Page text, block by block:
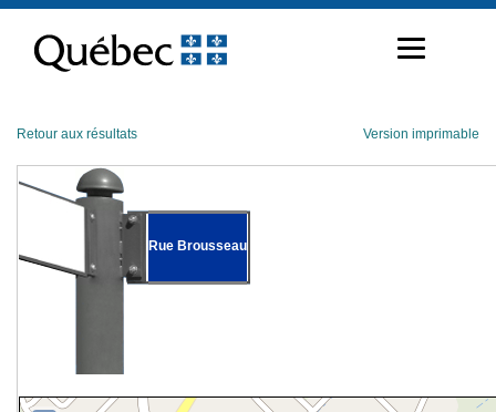
contenu
Retour aux résultats Version imprimable
Rue Brousseau